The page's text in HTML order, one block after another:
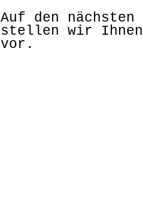
Auf den
stellen wir Ihnen
vor.